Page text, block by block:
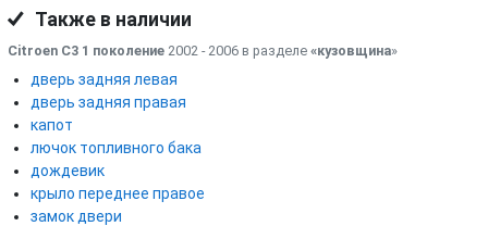
Также в наличии
Citroen C3 1 поколение 2002 - 2006 в разделе «кузовщина»
дверь задняя левая
дверь задняя правая
капот
лючок топливного бака
дождевик
крыло переднее правое
замок двери